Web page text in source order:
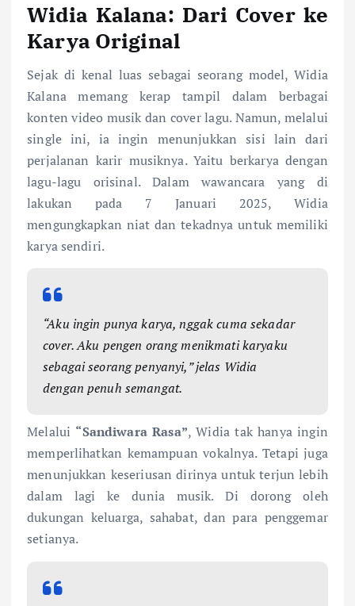
Widia Kalana: Dari Cover ke
Karya Original
Sejak di kenal luas sebagai seorang model, Widia
Kalana memang kerap tampil dalam berbagai
konten video musik dan cover lagu. Namun, melalui
single ini, ia ingin menunjukkan sisi lain dari
perjalanan karir musiknya. Yaitu berkarya dengan
lagu-lagu orisinal. Dalam wawancara yang di
lakukan pada 7 Januari 2025, Widia
mengungkapkan niat dan tekadnya untuk memiliki
karya sendiri.
“Aku ingin punya karya, nggak cuma sekadar
cover. Aku pengen orang menikmati karyaku
sebagai seorang penyanyi,” jelas Widia
dengan penuh semangat.
Melalui “Sandiwara Rasa”, Widia tak hanya ingin
memperlihatkan kemampuan vokalnya. Tetapi juga
menunjukkan keseriusan dirinya untuk terjun lebih
dalam lagi ke dunia musik. Di dorong oleh
dukungan keluarga, sahabat, dan para penggemar
setianya.